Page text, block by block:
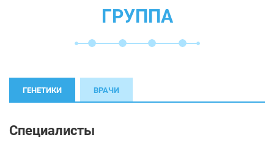
ГРУППА
ГЕНЕТИКИ ВРАЧИ
Специалисты